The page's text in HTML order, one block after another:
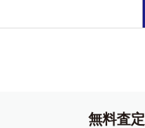
無料査定